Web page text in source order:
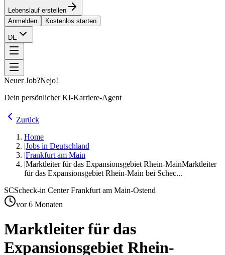
Lebenslauf erstellen
Anmelden
Kostenlos starten
DE
Neuer Job?Nejo!
Dein persönlicher KI-Karriere-Agent
Zurück
Home
|Jobs in Deutschland
|Frankfurt am Main
|Marktleiter für das Expansionsgebiet Rhein-MainMarktleiter
für das Expansionsgebiet Rhein-Main bei Schec...
SCScheck-in Center Frankfurt am Main-Ostend
vor 6 Monaten
Marktleiter für das
Expansionsgebiet Rhein-